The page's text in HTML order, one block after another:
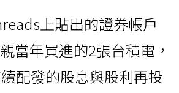
上貼出的證券帳戶
當年買進的2張台積電，
配發的股息與股利再投